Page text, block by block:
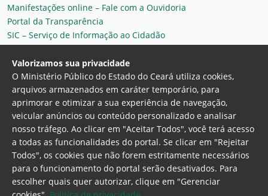
Manifestações online – Fale com a Ouvidoria
Portal da Transparência
SIC – Serviço de Informação ao Cidadão
Plantão MP do Ceará
Secretaria Geral
Ministério Público do Estado do Ceará
Procuradoria Geral de Justiça Av. Gen. Afonso
Valorizamos sua privacidade
O Ministério Público do Estado do Ceará utiliza cookies,
arquivos armazenados em caráter temporário, para
aprimorar e otimizar a sua experiência de navegação,
veicular anúncios ou conteúdo personalizado e analisar
nosso tráfego. Ao clicar em "Aceitar Todos", você terá acesso
a todas as funcionalidades do portal. Se clicar em "Rejeitar
Todos", os cookies que não forem estritamente necessários
para o funcionamento do portal serão desativados. Para
escolher quais quer autorizar, clique em "Gerenciar